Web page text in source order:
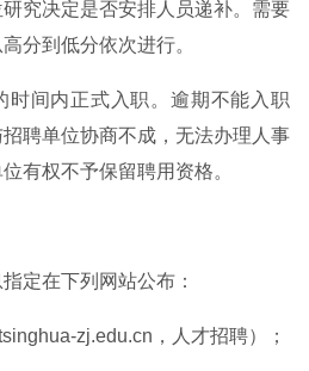
究决定是否安排人员递补。需要
分到低分依次进行。
时间内正式入职。逾期不能入职
聘单位协商不成，无法办理人事
有权不予保留聘用资格。
定在下列网站公布：
zj.edu.cn，人才招聘）；